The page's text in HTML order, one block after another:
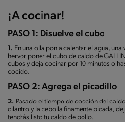
¡A cocinar!
PASO 1: Disuelve el cubo
1. En una olla pon a calentar el agua, una
hervor poner el cubo de caldo de
cubos y deja cocinar por 10 minutos o
cocido.
PASO 2: Agrega el picadillo
2. Pasado el tiempo de cocción del
cilantro y la cebolla finamente picada,
tendrás listo tu caldo de pollo.